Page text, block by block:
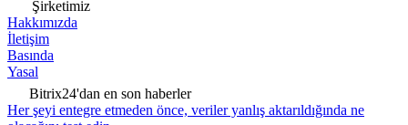
Şirketimiz
Hakkımızda
İletişim
Basında
Yasal
Bitrix24'dan en son haberler
Her şeyi entegre etmeden önce, veriler yanlış aktarıldığında ne